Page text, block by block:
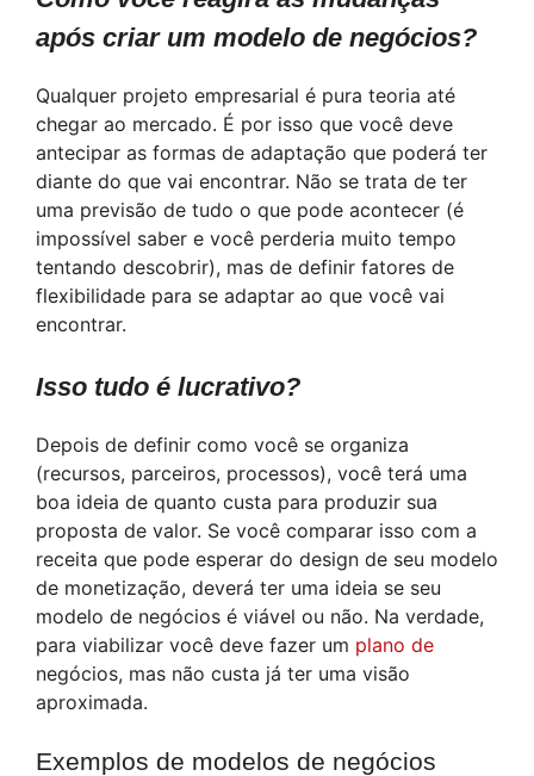
após criar um modelo de negócios?
Qualquer projeto empresarial é pura teoria até
chegar ao mercado. É por isso que você deve
antecipar as formas de adaptação que poderá ter
diante do que vai encontrar. Não se trata de ter
uma previsão de tudo o que pode acontecer (é
impossível saber e você perderia muito tempo
tentando descobrir), mas de definir fatores de
flexibilidade para se adaptar ao que você vai
encontrar.
Isso tudo é lucrativo?
Depois de definir como você se organiza
(recursos, parceiros, processos), você terá uma
boa ideia de quanto custa para produzir sua
proposta de valor. Se você comparar isso com a
receita que pode esperar do design de seu modelo
de monetização, deverá ter uma ideia se seu
modelo de negócios é viável ou não. Na verdade,
para viabilizar você deve fazer um plano de
negócios, mas não custa já ter uma visão
aproximada.
Exemplos de modelos de negócios